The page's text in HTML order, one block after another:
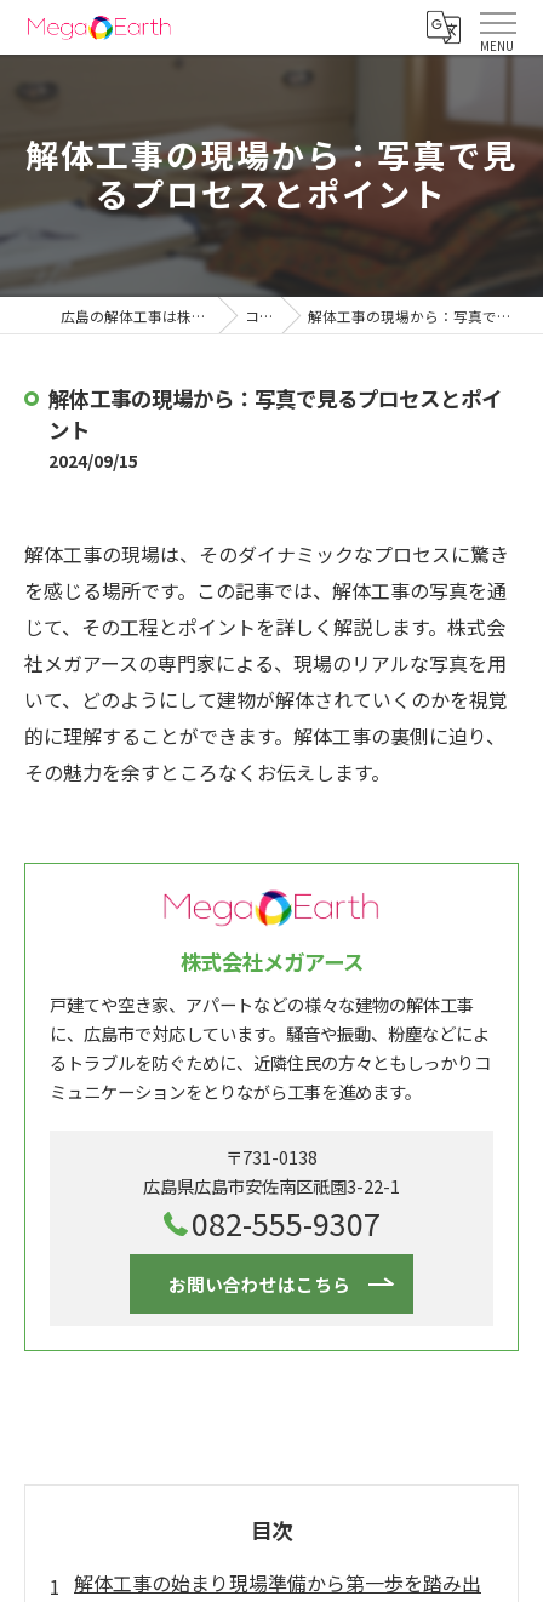
解体工事の現場から：写真で見
るプロセスとポイント
広島の解体工事は株式会社メガアース コラム 解体工事の現場から：写真で見るプロセスとポイント
解体工事の現場から：写真で見るプロセスとポイ
ント
2024/09/15
解体工事の現場は、そのダイナミックなプロセスに驚き
を感じる場所です。この記事では、解体工事の写真を通
じて、その工程とポイントを詳しく解説します。株式会
社メガアースの専門家による、現場のリアルな写真を用
いて、どのようにして建物が解体されていくのかを視覚
的に理解することができます。解体工事の裏側に迫り、
その魅力を余すところなくお伝えします。
株式会社メガアース
戸建てや空き家、アパートなどの様々な建物の解体工事
に、広島市で対応しています。騒音や振動、粉塵などによ
るトラブルを防ぐために、近隣住民の方々ともしっかりコ
ミュニケーションをとりながら工事を進めます。
〒731-0138
広島県広島市安佐南区祇園3-22-1
082-555-9307
お問い合わせはこちら
目次
解体工事の始まり現場準備から第一歩を踏み出